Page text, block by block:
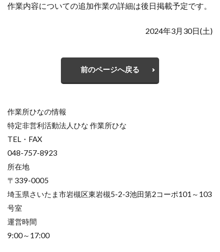
作業内容についての追加作業の詳細は後日掲載予定です。
2024年3月30日(土)
前のページへ戻る
作業所ひなの情報
特定非営利活動法人ひな 作業所ひな
TEL・FAX
048-757-8923
所在地
〒339-0005
埼玉県さいたま市岩槻区東岩槻5-2-3池田第2コーポ101～103
号室
運営時間
9:00～17:00